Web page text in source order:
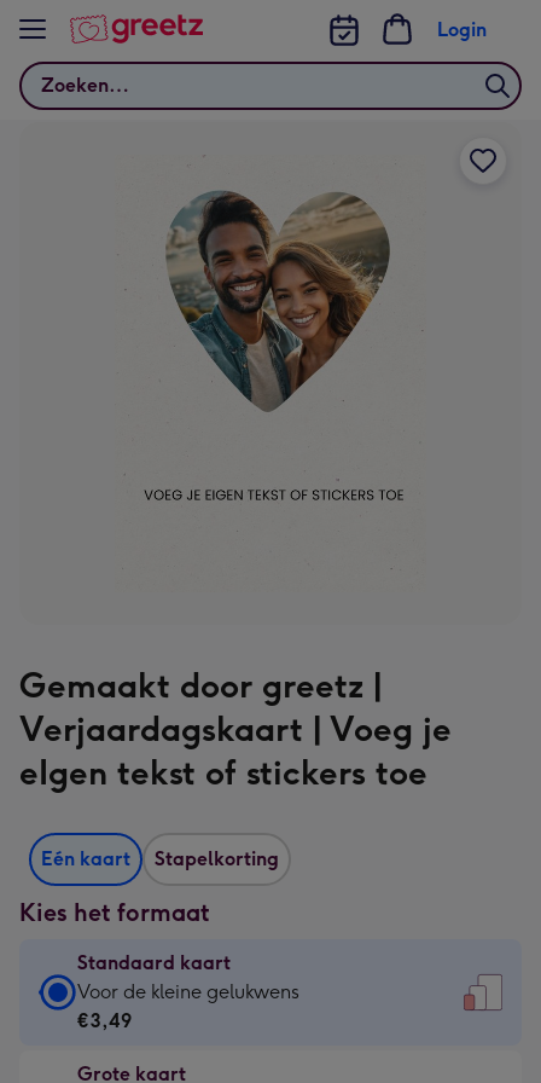
Bekijk meer
Zoeken
Login
Gemaakt door greetz |
Verjaardagskaart | Voeg je
eIgen tekst of stickers toe
Eén kaart Stapelkorting
Kies het formaat
Standaard kaart
Standaard
kaart
€3,49
Voor de kleine gelukwens
€3,49
Grote kaart